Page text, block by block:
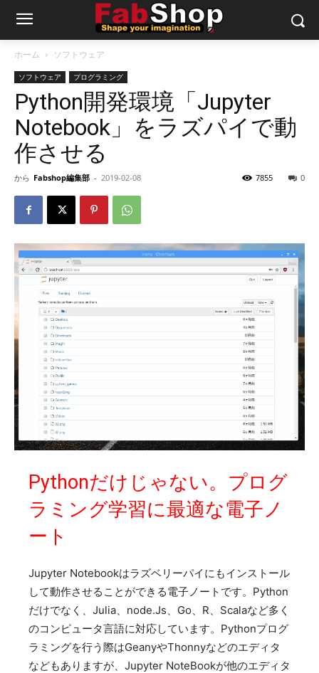
ホーム ソフトウェア
ソフトウェア プログラミング
Python開発環境「Jupyter
Notebook」をラズパイで動
作させる
から Fabshop編集部 - 2019-02-08 0
7855
Pythonだけじゃない。プログ
ラミング学習に最適な電子ノ
ート
Jupyter Notebookはラズベリーパイにもインストール
して動作させることができる電子ノートです。Python
だけでなく、Julia、node.Js、Go、R、Scalaなど多く
のコンピュータ言語に対応しています。Pythonプログ
ラミングを行う際はGeanyやThonnyなどのエディタ
などもありますが、Jupyter NoteBookが他のエディタ